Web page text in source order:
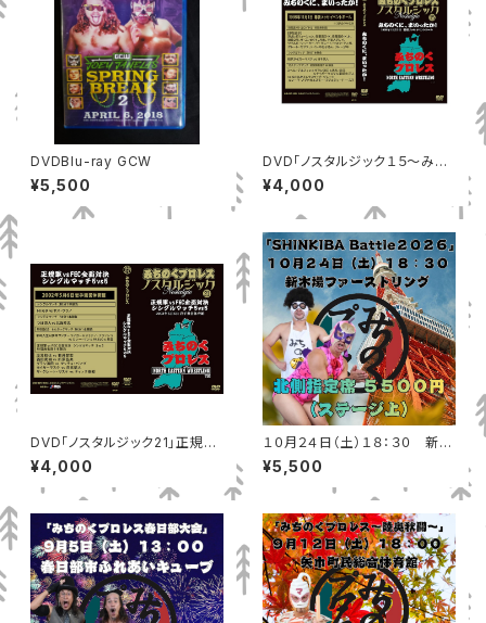
DVDBlu-ray GCW
¥5,500
DVD「ノスタルジック１５～みち
のくに、まいったか」MP-172
¥4,000
DVD「ノスタルジック21」正規軍
vsFEC全面対決 シングルマッチ
5vs5
¥4,000
１０月２４日（土）１８：３０ 新木
場ファーストリング 北側指定席
（ステージ上）
¥5,500